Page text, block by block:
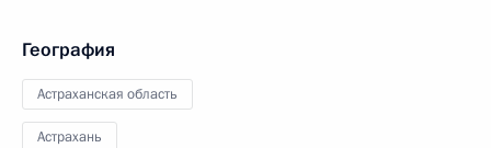
География
Астраханская область
Астрахань